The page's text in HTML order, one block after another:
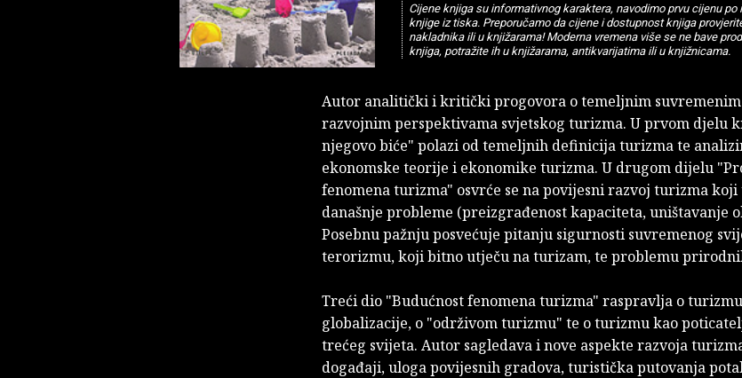
Cijene knjiga su informativnog karaktera, navodimo prvu cijenu po
knjige iz tiska. Preporučamo da cijene i dostupnost knjiga
nakladnika ili u knjižarama! Moderna vremena više se ne bave
knjiga, potražite ih u knjižarama, antikvarijatima ili u knjižnicama.
Autor analitički i kritički progovora o temeljnim
razvojnim perspektivama svjetskog turizma. U prvom djelu
njegovo biće" polazi od temeljnih definicija turizma te
ekonomske teorije i ekonomike turizma. U drugom dijelu
fenomena turizma" osvrće se na povijesni razvoj turizma
današnje probleme (preizgrađenost kapaciteta, uništavanje
Posebnu pažnju posvećuje pitanju sigurnosti suvremenog
terorizmu, koji bitno utječu na turizam, te problemu
Treći dio "Budućnost fenomena turizma" raspravlja o
globalizacije, o "održivom turizmu" te o turizmu kao
trećeg svijeta. Autor sagledava i nove aspekte razvoja
događaji, uloga povijesnih gradova, turistička putovanja